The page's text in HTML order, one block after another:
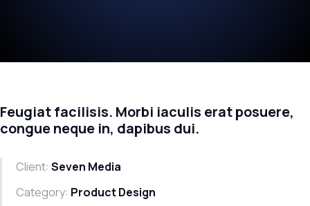
Feugiat facilisis. Morbi iaculis erat posuere,
congue neque in, dapibus dui.
Client: Seven Media
Category: Product Design